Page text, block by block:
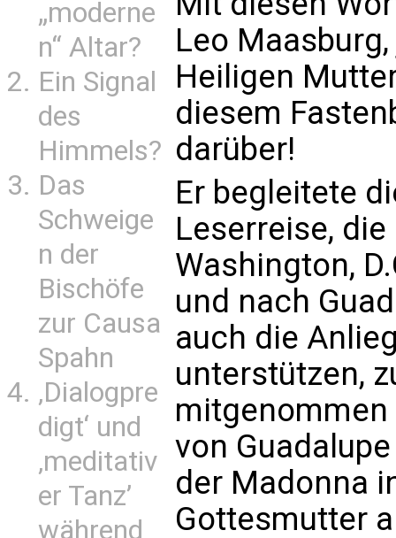
„moderne
n“ Altar?
Ein Signal
des
Himmels?
Das
Schweige
n der
Bischöfe
zur Causa
Spahn
‚Dialogpre
digt‘ und
‚meditativ
er Tanz’
während
Leo
Heiligen
diesem
darüber!
Er begleitete
Leserreise,
Washington,
und nach
auch die
unterstützen,
von
der Madonna
Gottesmutter